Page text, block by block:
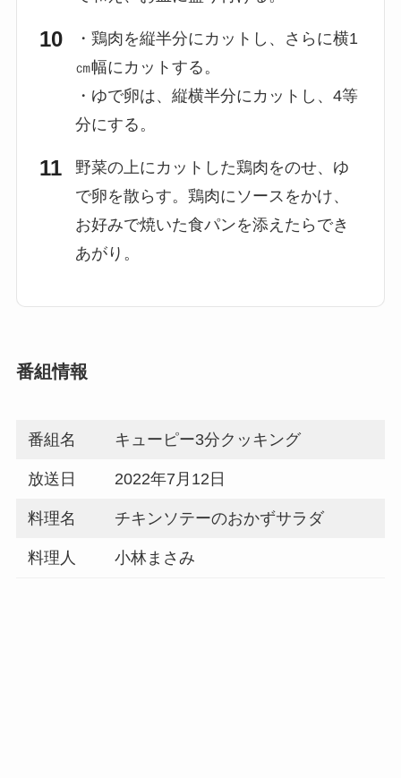
・鶏肉を縦半分にカットし、さらに横1
㎝幅にカットする。
・ゆで卵は、縦横半分にカットし、4等
分にする。
野菜の上にカットした鶏肉をのせ、ゆ
で卵を散らす。鶏肉にソースをかけ、
お好みで焼いた食パンを添えたらでき
あがり。
番組情報
番組名 キューピー3分クッキング
放送日 2022年7月12日
料理名 チキンソテーのおかずサラダ
料理人 小林まさみ